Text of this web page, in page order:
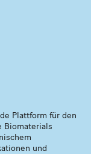
Plattform für den
Biomaterials
und